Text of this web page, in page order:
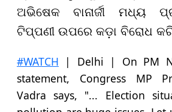
ଅଭିଷେକ ବାନାର୍ଜୀ ମଧ୍ୟ
ଟିପ୍ପଣୀ ଉପରେ କଡ଼ା ବିରୋଧ
#WATCH | Delhi | On PM
statement, Congress MP
Vadra says, "... Election